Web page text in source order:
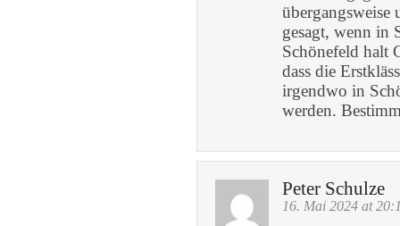
übergangsweise
gesagt, wenn in
Schönefeld halt
dass die
irgendwo in
werden.
Peter Schulze
16. Mai 2024 at